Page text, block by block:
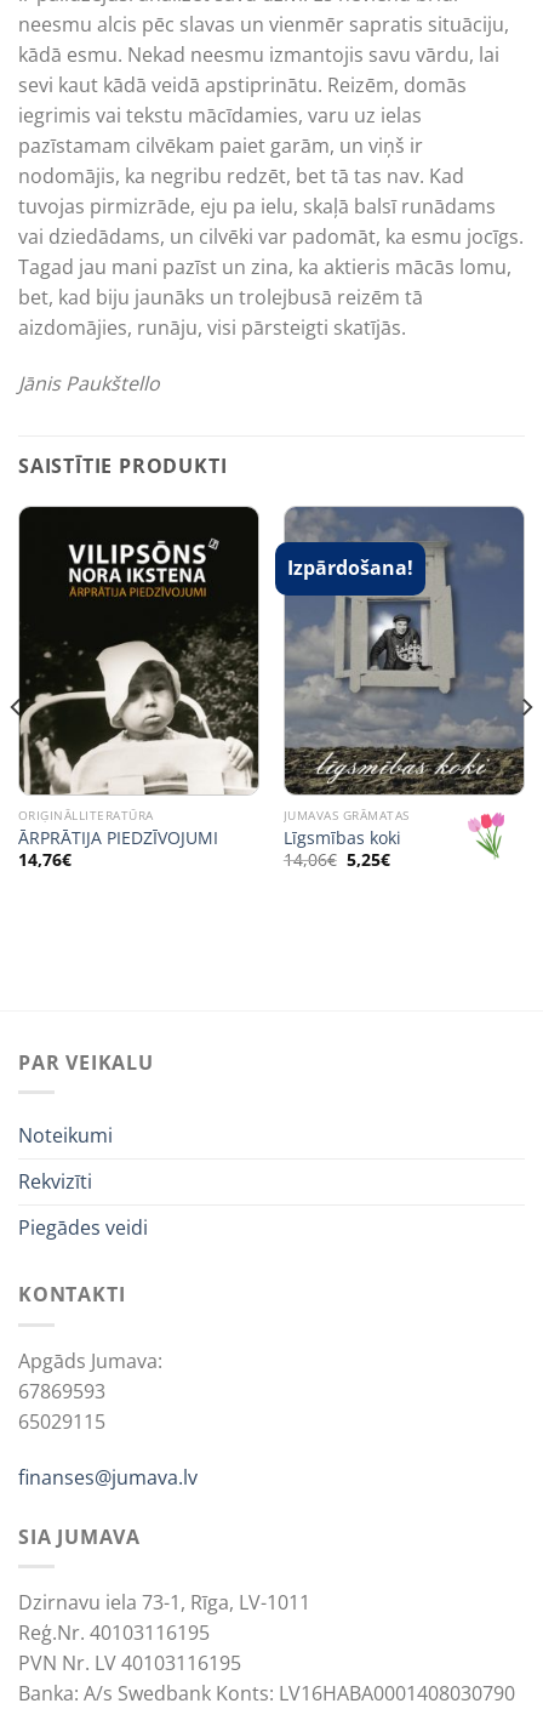
neesmu alcis pēc slavas un vienmēr sapratis situāciju,
kādā esmu. Nekad neesmu izmantojis savu vārdu, lai
sevi kaut kādā veidā apstiprinātu. Reizēm, domās
iegrimis vai tekstu mācīdamies, varu uz ielas
pazīstamam cilvēkam paiet garām, un viņš ir
nodomājis, ka negribu redzēt, bet tā tas nav. Kad
tuvojas pirmizrāde, eju pa ielu, skaļā balsī runādams
vai dziedādams, un cilvēki var padomāt, ka esmu jocīgs.
Tagad jau mani pazīst un zina, ka aktieris mācās lomu,
bet, kad biju jaunāks un trolejbusā reizēm tā
aizdomājies, runāju, visi pārsteigti skatījās.
Jānis Paukštello
SAISTĪTIE PRODUKTI
ORIĢINĀLLITERATŪRA
ĀRPRĀTIJA PIEDZĪVOJUMI
14,76€
Izpārdošana!
JUMAVAS GRĀMATAS
Līgsmības koki
14,06€ Original
price
5,25€Current
price
PAR VEIKALU
Noteikumi
Rekvizīti
Piegādes veidi
KONTAKTI
Apgāds Jumava:
67869593
65029115
finanses@jumava.lv
SIA JUMAVA
Dzirnavu iela 73-1, Rīga, LV-1011
Reģ.Nr. 40103116195
PVN Nr. LV 40103116195
Banka: A/s Swedbank Konts: LV16HABA0001408030790